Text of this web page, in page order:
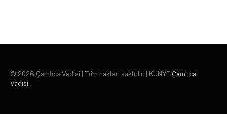
© 2026 Çamlıca Vadisi | Tüm hakları saklıdır. | KÜNYE Çamlıca
Vadisi